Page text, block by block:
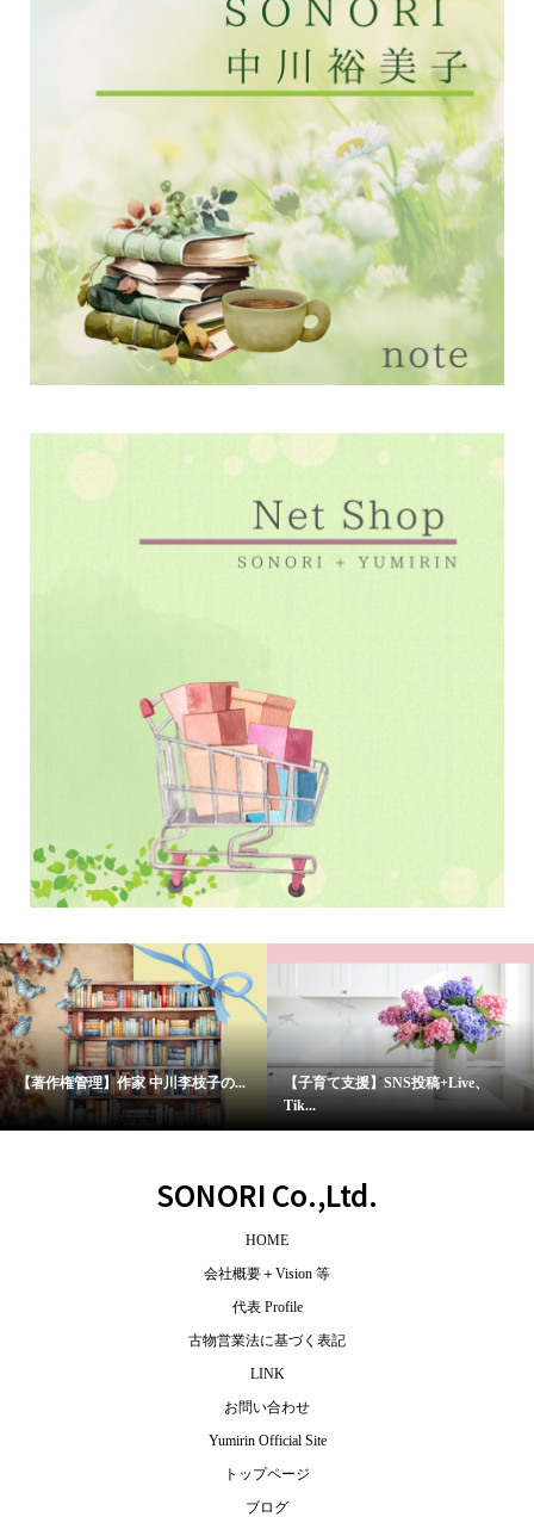
育て支援】SNS投稿+Live、
【キャリア支援】女子大学様にて... 【
SONORI Co.,Ltd.
HOME
会社概要＋Vision 等
代表 Profile
古物営業法に基づく表記
LINK
お問い合わせ
Yumirin Official Site
トップページ
ブログ